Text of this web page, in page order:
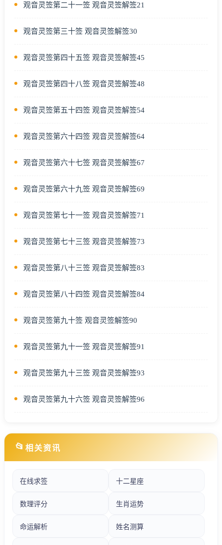
观音灵签第二十一签 观音灵签解签21
观音灵签第三十签 观音灵签解签30
观音灵签第四十五签 观音灵签解签45
观音灵签第四十八签 观音灵签解签48
观音灵签第五十四签 观音灵签解签54
观音灵签第六十四签 观音灵签解签64
观音灵签第六十七签 观音灵签解签67
观音灵签第六十九签 观音灵签解签69
观音灵签第七十一签 观音灵签解签71
观音灵签第七十三签 观音灵签解签73
观音灵签第八十三签 观音灵签解签83
观音灵签第八十四签 观音灵签解签84
观音灵签第九十签 观音灵签解签90
观音灵签第九十一签 观音灵签解签91
观音灵签第九十三签 观音灵签解签93
观音灵签第九十六签 观音灵签解签96
📂 相关资讯
在线求签 十二星座
数理评分 生肖运势
命运解析 姓名测算